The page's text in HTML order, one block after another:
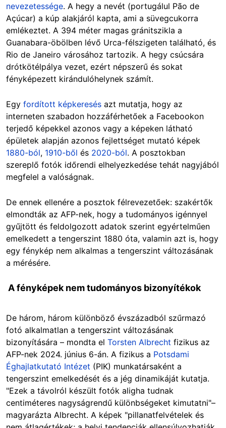
nevezetessége. A hegy a nevét (portugálul Pão de
Açúcar) a kúp alakjáról kapta, ami a süvegcukorra
emlékeztet. A 394 méter magas gránitszikla a
Guanabara-öbölben lévő Urca-félszigeten található, és
Rio de Janeiro városához tartozik. A hegy csúcsára
drótkötélpálya vezet, ezért népszerű és sokat
fényképezett kirándulóhelynek számít.
Egy fordított képkeresés azt mutatja, hogy az
interneten szabadon hozzáférhetőek a Facebookon
terjedő képekkel azonos vagy a képeken látható
épületek alapján azonos fejlettséget mutató képek
1880-ból, 1910-ből és 2020-ból. A posztokban
szereplő fotók időrendi elhelyezkedése tehát nagyjából
megfelel a valóságnak.
De ennek ellenére a posztok félrevezetőek: szakértők
elmondták az AFP-nek, hogy a tudományos igénnyel
gyűjtött és feldolgozott adatok szerint egyértelműen
emelkedett a tengerszint 1880 óta, valamin azt is, hogy
egy fénykép nem alkalmas a tengerszint változásának
a mérésére.
A fényképek nem tudományos bizonyítékok
De három, három különböző évszázadból szűrmazó
fotó alkalmatlan a tengerszint változásának
bizonyítására – mondta el Torsten Albrecht fizikus az
AFP-nek 2024. június 6-án. A fizikus a Potsdami
Éghajlatkutató Intézet (PIK) munkatársaként a
tengerszint emelkedését és a jég dinamikáját kutatja.
"Ezek a távolról készült fotók aligha tudnak
centiméteres nagyságrendű különbségeket kimutatni"–
magyarázta Albrecht. A képek "pillanatfelvételek és